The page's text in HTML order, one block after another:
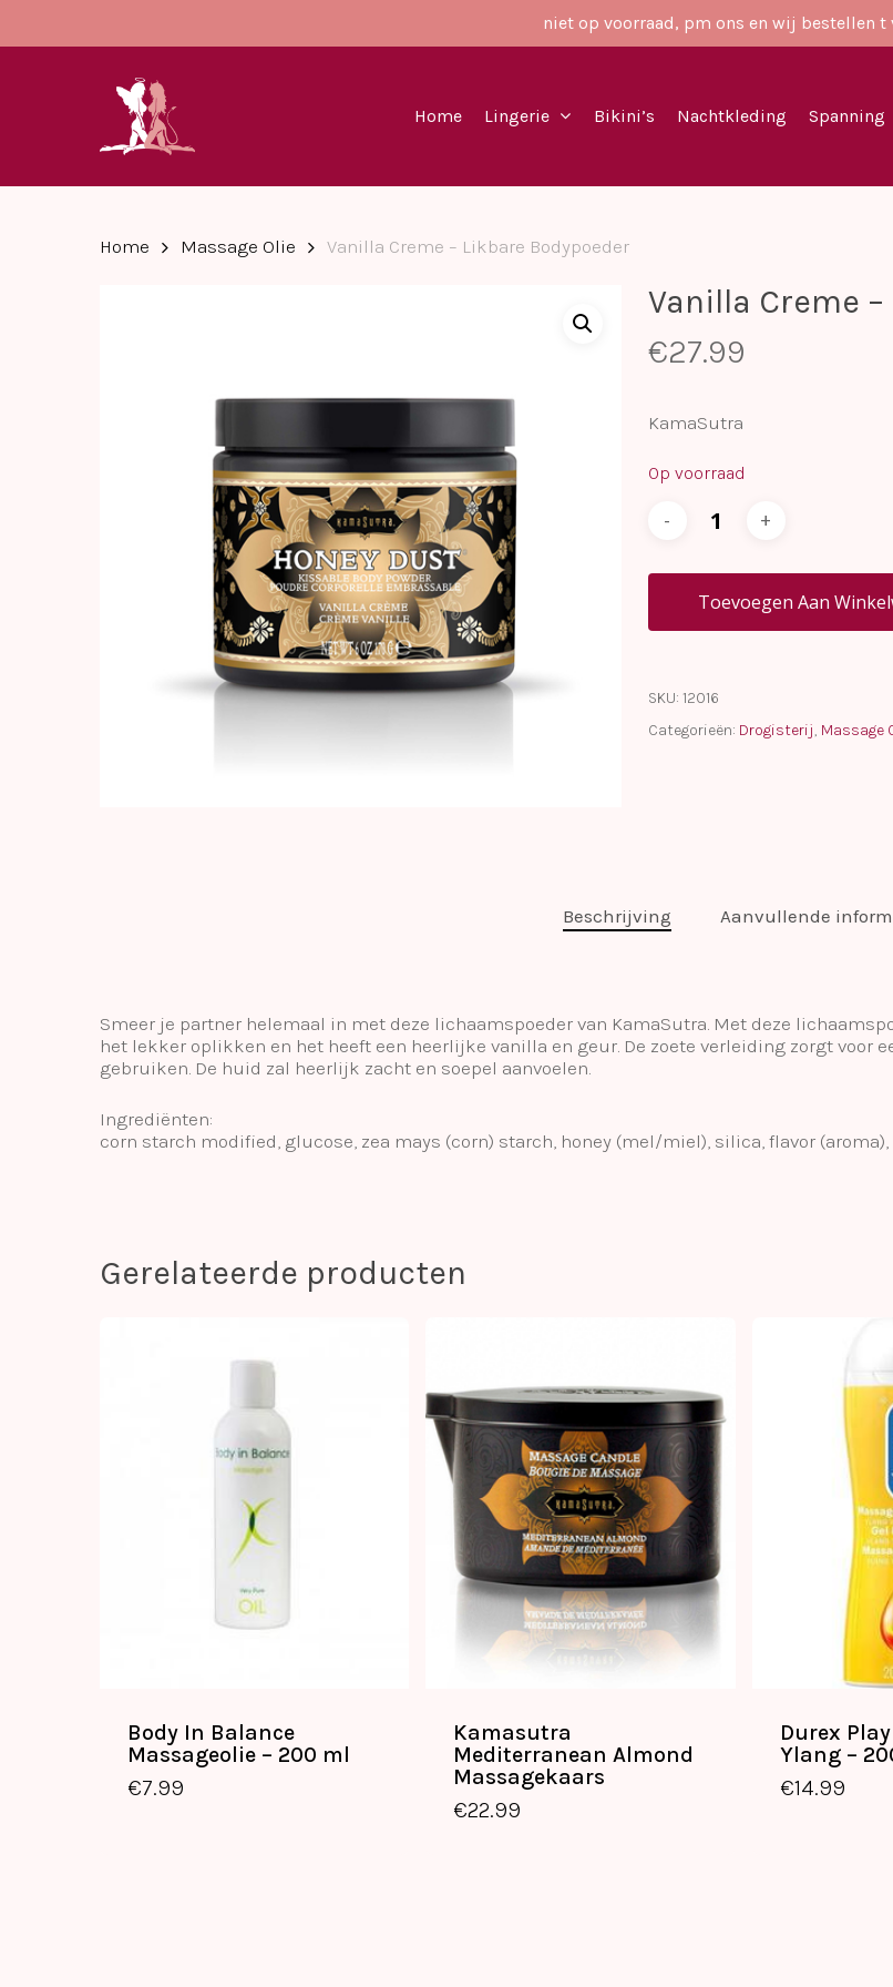
niet op voorraad, pm ons en wij bestellen t
Hit enter to search or ESC to close
Home Lingerie Bikini’s Nachtkleding Spanning
Home Massage Olie Vanilla Creme – Likbare Bodypoeder
Vanilla Creme
€27.99
KamaSutra
Op voorraad
Toevoegen Aan
SKU: 12016
Categorieën: Drogisterij, Massage
Beschrijving Aanvullende
Smeer je partner helemaal in met deze lichaamspoeder van KamaSutra. Met deze
het lekker oplikken en het heeft een heerlijke vanilla en geur. De zoete verleiding zorgt voor
gebruiken. De huid zal heerlijk zacht en soepel aanvoelen.
Ingrediënten:
corn starch modified, glucose, zea mays (corn) starch, honey (mel/miel), silica, flavor
Gerelateerde producten
Body In Balance
Massageolie – 200 ml
€7.99
€7.99
Kamasutra
Mediterranean Almond
Massagekaars
€22.99
€22.99
Durex
Ylang –
€14.99